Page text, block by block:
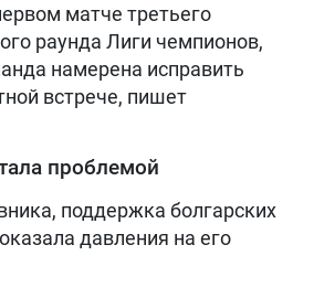
матче третьего
раунда Лиги чемпионов,
намерена исправить
встрече, пишет
проблемой
поддержка болгарских
давления на его